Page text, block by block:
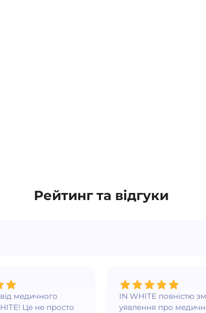
Рейтинг та відгуки
від медичного
Це не просто
IN WHITE повністю
уявлення про